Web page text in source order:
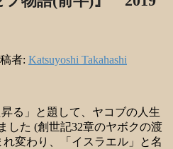
者: Katsuyoshi Takahashi
る」と題して、ヤコブの人生
した (創世記32章のヤボクの渡
変わり、「イスラエル」と名